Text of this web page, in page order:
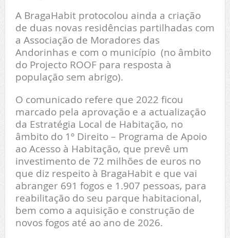
A BragaHabit protocolou ainda a criação
de duas novas residências partilhadas com
a Associação de Moradores das
Andorinhas e com o município (no âmbito
do Projecto ROOF para resposta à
população sem abrigo).
O comunicado refere que 2022 ficou
marcado pela aprovação e a actualização
da Estratégia Local de Habitação, no
âmbito do 1º Direito – Programa de Apoio
ao Acesso à Habitação, que prevê um
investimento de 72 milhões de euros no
que diz respeito à BragaHabit e que vai
abranger 691 fogos e 1.907 pessoas, para
reabilitação do seu parque habitacional,
bem como a aquisição e construção de
novos fogos até ao ano de 2026.